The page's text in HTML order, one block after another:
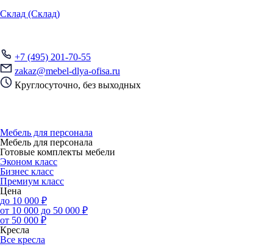
Склад (Склад)
+7 (495) 201-70-55
zakaz@mebel-dlya-ofisa.ru
Круглосуточно, без выходных
Мебель для персонала
Мебель для персонала
Готовые комплекты мебели
Эконом класс
Бизнес класс
Премиум класс
Цена
до 10 000 ₽
от 10 000 до 50 000 ₽
от 50 000 ₽
Кресла
Все кресла